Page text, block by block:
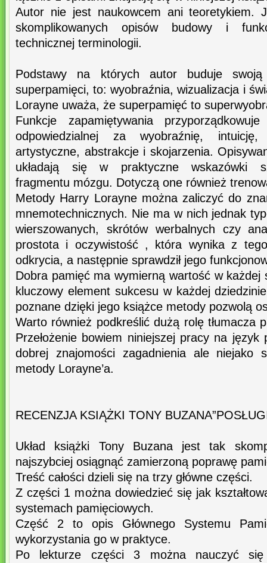
Autor nie jest naukowcem ani teoretykiem.
skomplikowanych opisów budowy i
technicznej terminologii.
Podstawy na których autor buduje
superpamięci, to: wyobraźnia, wizualizacja i
Lorayne uważa, że superpamięć to
Funkcje zapamiętywania
odpowiedzialnej za wyobraźnię, intuicję,
artystyczne, abstrakcje i skojarzenia.
układają się w praktyczne wskazówki
fragmentu mózgu. Dotyczą one również
Metody Harry Lorayne można zaliczyć do
mnemotechnicznych. Nie ma w nich jednak
wierszowanych, skrótów werbalnych czy
prostota i oczywistość , która wynika z
odkrycia, a następnie sprawdził jego
Dobra pamięć ma wymierną wartość w każdej
kluczowy element sukcesu w każdej
poznane dzięki jego książce metody pozwolą
Warto również podkreślić dużą rolę tłumacza
Przełożenie bowiem niniejszej pracy na język
dobrej znajomości zagadnienia ale niejako
metody Lorayne’a.
RECENZJA KSIĄŻKI TONY
Układ książki Tony Buzana jest tak
najszybciej osiągnąć zamierzoną poprawę
Treść całości dzieli się na trzy główne części.
Z części 1 można dowiedzieć się jak
systemach pamięciowych.
Część 2 to opis Głównego Systemu
wykorzystania go w praktyce.
Po lekturze części 3 można nauczyć się